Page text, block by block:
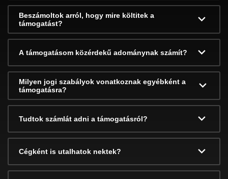
Beszámoltok arról, hogy mire költitek a
támogatást?
A támogatásom közérdekű adománynak számít?
Milyen jogi szabályok vonatkoznak egyébként a
támogatásra?
Tudtok számlát adni a támogatásról?
Cégként is utalhatok nektek?